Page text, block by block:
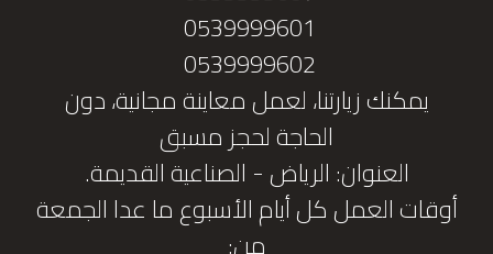
0539999601
0539999602
يمكنك زيارتنا، لعمل معاينة مجانية، دون
الحاجة لحجز مسبق
العنوان: الرياض - الصناعية القديمة.
أوقات العمل كل أيام الأسبوع ما عدا الجمعة
من: